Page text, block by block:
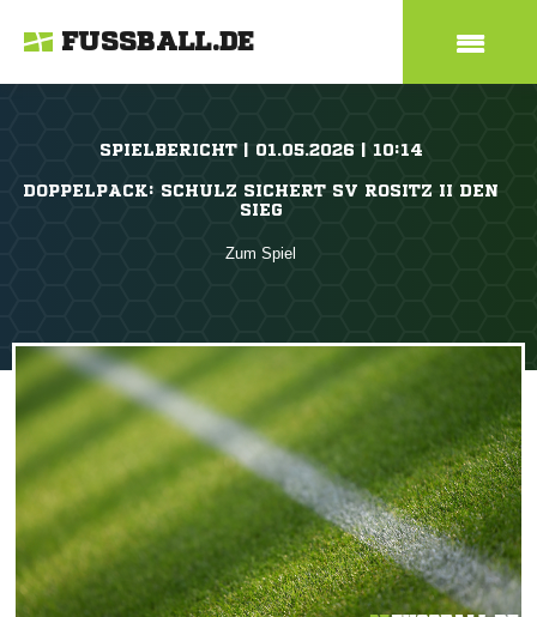
FUSSBALL.DE
SPIELBERICHT | 01.05.2026 | 10:14
DOPPELPACK: SCHULZ SICHERT SV ROSITZ II DEN
SIEG
Zum Spiel